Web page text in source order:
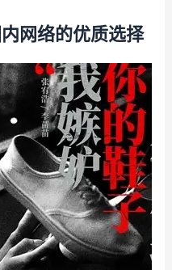
网络的优质选择